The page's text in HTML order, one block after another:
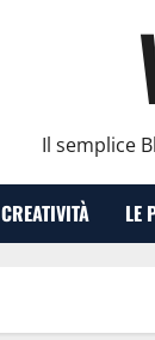
Il semplice
CREATIVITÀ LE